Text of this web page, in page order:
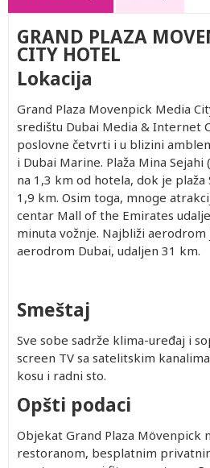
GRAND PLAZA
CITY HOTEL
Lokacija
Grand Plaza Movenpick Media
središtu Dubai Media & Internet
poslovne četvrti i u blizini
i Dubai Marine. Plaža Mina Sejahi
na 1,3 km od hotela, dok je plaža
1,9 km. Osim toga, mnoge
centar Mall of the Emirates
minuta vožnje. Najbliži
aerodrom Dubai, udaljen 31 km.
Smeštaj
Sve sobe sadrže klima-uređaj i
screen TV sa satelitskim
kosu i radni sto.
Opšti podaci
Objekat Grand Plaza Mövenpick
restoranom, besplatnim